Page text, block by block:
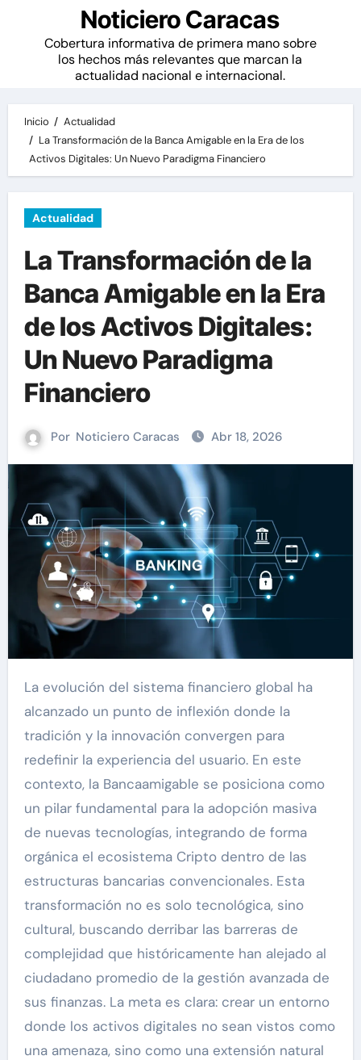
Noticiero Caracas
Cobertura informativa de primera mano sobre
los hechos más relevantes que marcan la
actualidad nacional e internacional.
Inicio
Actualidad
La Transformación de la Banca Amigable en la Era de los
Activos Digitales: Un Nuevo Paradigma Financiero
Actualidad
La Transformación de la
Banca Amigable en la Era
de los Activos Digitales:
Un Nuevo Paradigma
Financiero
Por Noticiero Caracas Abr 18, 2026
La evolución del sistema financiero global ha
alcanzado un punto de inflexión donde la
tradición y la innovación convergen para
redefinir la experiencia del usuario. En este
contexto, la Bancaamigable se posiciona como
un pilar fundamental para la adopción masiva
de nuevas tecnologías, integrando de forma
orgánica el ecosistema Cripto dentro de las
estructuras bancarias convencionales. Esta
transformación no es solo tecnológica, sino
cultural, buscando derribar las barreras de
complejidad que históricamente han alejado al
ciudadano promedio de la gestión avanzada de
sus finanzas. La meta es clara: crear un entorno
donde los activos digitales no sean vistos como
una amenaza, sino como una extensión natural